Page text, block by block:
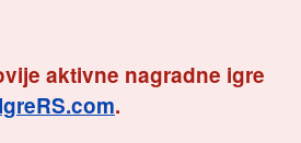
aktivne nagradne igre
.